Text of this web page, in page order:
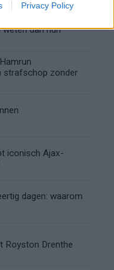
Privacy Policy
dan hun
strafschop zonder
iconisch Ajax-
dagen: waarom
Royston Drenthe